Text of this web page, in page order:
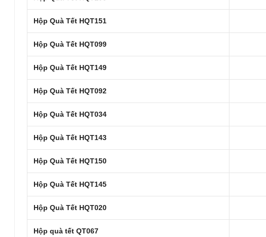
Hộp Quà Tết HQT151
Hộp Quà Tết HQT099
Hộp Quà Tết HQT149
Hộp Quà Tết HQT092
Hộp Quà Tết HQT034
Hộp Quà Tết HQT143
Hộp Quà Tết HQT150
Hộp Quà Tết HQT145
Hộp Quà Tết HQT020
Hộp quà tết QT067